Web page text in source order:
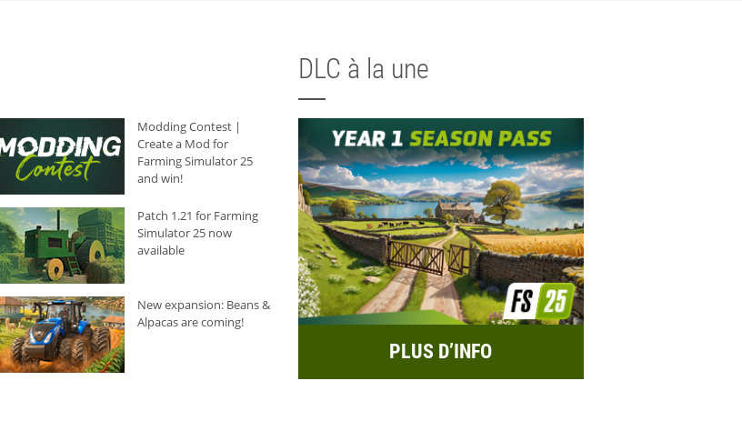
Modding Contest |
Create a Mod for
Farming Simulator 25
and win!
Patch 1.21 for Farming
Simulator 25 now
available
New expansion: Beans &
Alpacas are coming!
DLC à la une
PLUS D’INFO